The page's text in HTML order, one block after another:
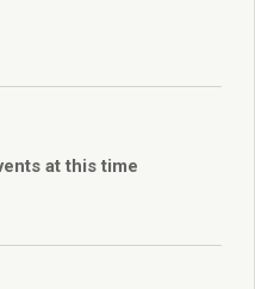
at this time